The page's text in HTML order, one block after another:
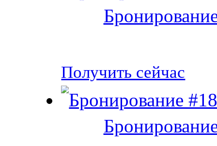
Получить сейчас